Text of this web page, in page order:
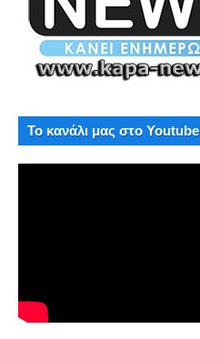
Το κανάλι μας στο Youtube